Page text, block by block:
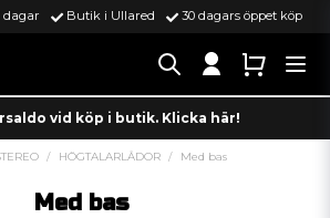
dagar Butik i Ullared 30 dagars öppet köp
vid köp i butik. Klicka här!
HÖGTALARLÅDOR Med bas
Med bas